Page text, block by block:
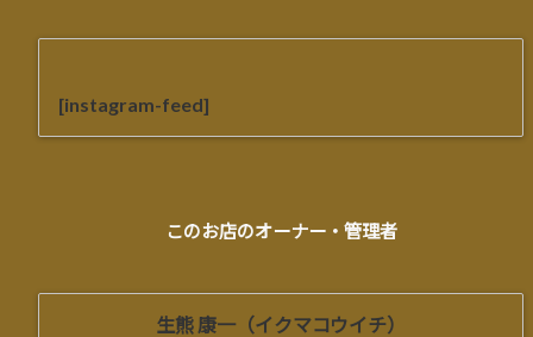
[instagram-feed]
このお店のオーナー・管理者
生熊 康一（イクマコウイチ）